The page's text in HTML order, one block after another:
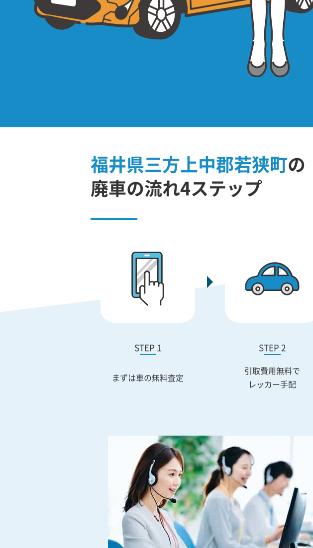
福井県三方上中郡若狭町の
廃車の流れ4ステップ
STEP 1
まずは車の無料査定
STEP 2
引取費用無料で
レッカー手配